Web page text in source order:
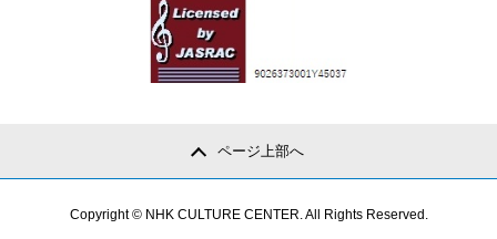
ページ上部へ
Copyright © NHK CULTURE CENTER. All Rights Reserved.